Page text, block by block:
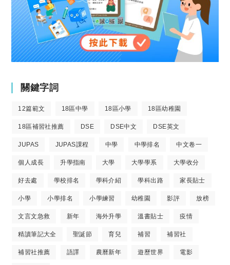
關鍵字詞
12篇範文 18區中學 18區小學 18區幼稚園
18區補習社推薦 DSE DSE中文 DSE英文
JUPAS JUPAS課程 中學 中學排名 中文卷一
個人成長 升學指南 大學 大學學系 大學收分
好去處 學校排名 學科介紹 學科出路 家長貼士
小學 小學排名 小學練習 幼稚園 影評 放榜
文言文急救 新年 海外升學 溫書貼士 疫情
精讀筆記大全 聖誕節 育兒 補習 補習社
補習社推薦 語譯 農曆新年 遊歷世界 電影